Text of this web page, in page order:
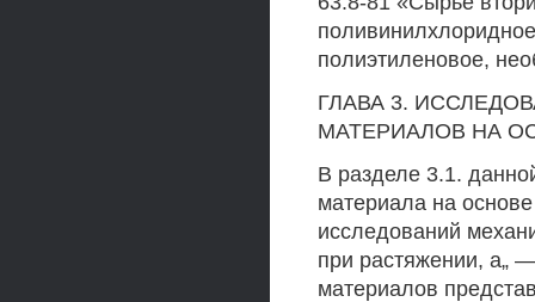
полиэтиленовое,
ГЛАВА 3.
МАТЕРИАЛОВ НА
В разделе 3.1.
материала на
исследований
при растяжении, а„
материалов